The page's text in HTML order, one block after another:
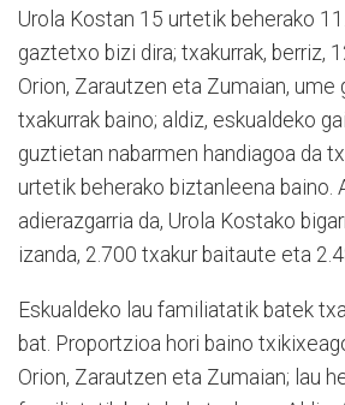
Urola Kostan 15 urtetik beherako
gaztetxo bizi dira; txakurrak, berriz,
Orion, Zarautzen eta Zumaian, ume
txakurrak baino; aldiz, eskualdeko
guztietan nabarmen handiagoa da
urtetik beherako biztanleena baino.
adierazgarria da, Urola Kostako
izanda, 2.700 txakur baitaute eta
Eskualdeko lau familiatatik batek
bat. Proportzioa hori baino
Orion, Zarautzen eta Zumaian; lau